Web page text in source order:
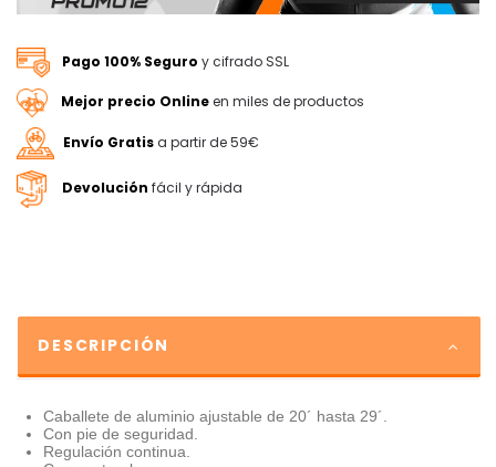
Pago 100% Seguro y cifrado SSL
Mejor precio Onlineen miles de productos
Envío Gratisa partir de 59€
Devolución fácil y rápida
DESCRIPCIÓN
Caballete de aluminio ajustable de 20´ hasta 29´.
Con pie de seguridad.
Regulación continua.